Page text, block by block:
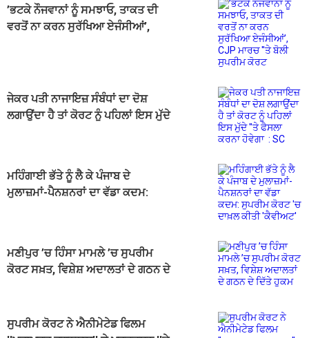
’ਭਟਕੇ ਨੌਜਵਾਨਾਂ ਨੂੰ ਸਮਝਾਓ, ਤਾਕਤ ਦੀ
ਵਰਤੋਂ ਨਾ ਕਰਨ ਸੁਰੱਖਿਆ ਏਜੰਸੀਆਂ’,
ਜੇਕਰ ਪਤੀ ਨਾਜਾਇਜ਼ ਸੰਬੰਧਾਂ ਦਾ ਦੋਸ਼
ਲਗਾਉਂਦਾ ਹੈ ਤਾਂ ਕੋਰਟ ਨੂੰ ਪਹਿਲਾਂ ਇਸ ਮੁੱਦੇ
ਮਹਿੰਗਾਈ ਭੱਤੇ ਨੂੰ ਲੈ ਕੇ ਪੰਜਾਬ ਦੇ
ਮੁਲਾਜ਼ਮਾਂ-ਪੈਨਸ਼ਨਰਾਂ ਦਾ ਵੱਡਾ ਕਦਮ:
ਮਣੀਪੁਰ ’ਚ ਹਿੰਸਾ ਮਾਮਲੇ ’ਚ ਸੁਪਰੀਮ
ਕੋਰਟ ਸਖ਼ਤ, ਵਿਸ਼ੇਸ਼ ਅਦਾਲਤਾਂ ਦੇ ਗਠਨ ਦੇ
ਸੁਪਰੀਮ ਕੋਰਟ ਨੇ ਐਨੀਮੇਟੇਡ ਫਿਲਮ